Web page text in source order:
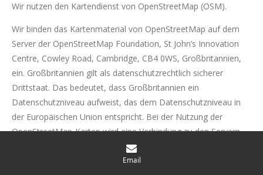
Wir nutzen den Kartendienst von OpenStreetMap (OSM).
Wir binden das Kartenmaterial von OpenStreetMap auf dem
Server der OpenStreetMap Foundation, St John’s Innovation
Centre, Cowley Road, Cambridge, CB4 0WS, Großbritannien,
ein. Großbritannien gilt als datenschutzrechtlich sicherer
Drittstaat. Das bedeutet, dass Großbritannien ein
Datenschutzniveau aufweist, das dem Datenschutzniveau in
der Europäischen Union entspricht. Bei der Nutzung der
OpenStreetMap-Karten wird eine Verbindung zu den Servern
der OpenStreetMap-Foundation hergestellt. Dabei können u. a.
Ihre IP-Adresse und weitere Informationen über Ihr Verhalten
Email